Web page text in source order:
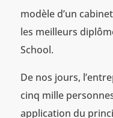
modèle d’un
les meilleurs
School.
De nos jours,
cinq mille
application du